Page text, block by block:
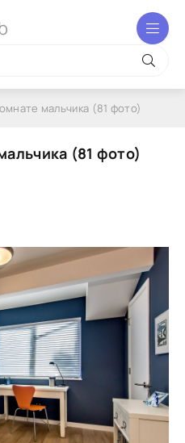
мальчика (81 фото)
(81 фото)